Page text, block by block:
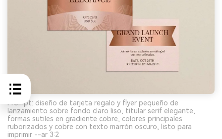
Prompt: diseño de tarjeta regalo y flyer pequeño de
lanzamiento sobre fondo claro liso, titular serif elegante,
formas sutiles en gradiente cobre, colores principales
ruborizados y cobre con texto marrón oscuro, listo para
imprimir --ar 3:2